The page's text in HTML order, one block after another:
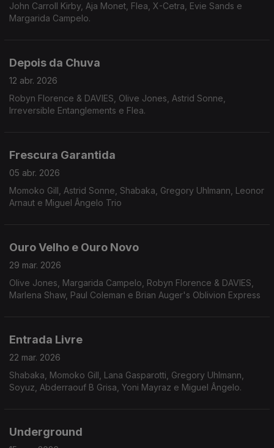
John Carroll Kirby, Aja Monet, Flea, X-Cetra, Evie Sands e
Margarida Campelo.
Depois da Chuva
12 abr. 2026
Robyn Florence & DAVIES, Olive Jones, Astrid Sonne,
Irreversible Entanglements e Flea.
Frescura Garantida
05 abr. 2026
Momoko Gill, Astrid Sonne, Shabaka, Gregory Uhlmann, Leonor
Arnaut e Miguel Ângelo Trio
Ouro Velho e Ouro Novo
29 mar. 2026
Olive Jones, Margarida Campelo, Robyn Florence & DAVIES,
Marlena Shaw, Paul Coleman e Brian Auger's Oblivion Express
Entrada Livre
22 mar. 2026
Shabaka, Momoko Gill, Lana Gasparotti, Gregory Uhlmann,
Soyuz, Abderraouf B Grisa, Yoni Mayraz e Miguel Ângelo.
Underground